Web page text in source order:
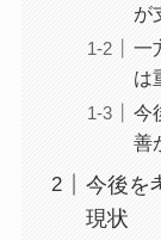
が
一
は
今
善
今後を
現状